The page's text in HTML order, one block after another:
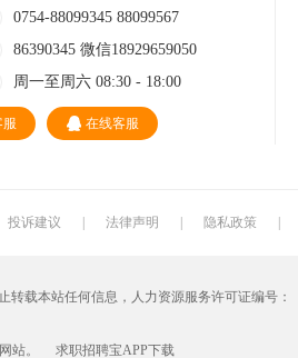
0754-88099345 88099567
86390345 微信18929659050
周一至周六 08:30 - 18:00
服 在线客服
投诉建议 法律声明 隐私政策
载本站任何信息，人力资源服务许可证编号：
站。 求职招聘宝APP下载